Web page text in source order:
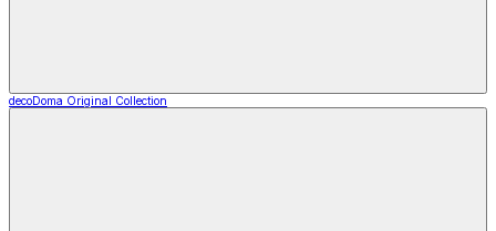
decoDoma Original Collection